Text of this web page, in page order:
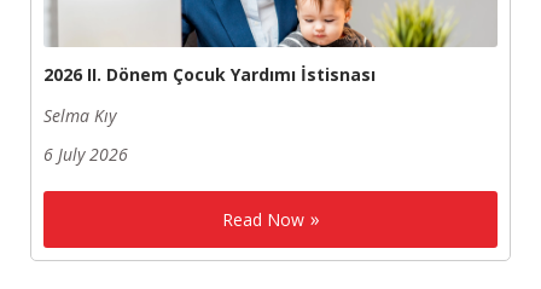
2026 II. Dönem Çocuk Yardımı İstisnası
Selma Kıy
6 July 2026
Read Now